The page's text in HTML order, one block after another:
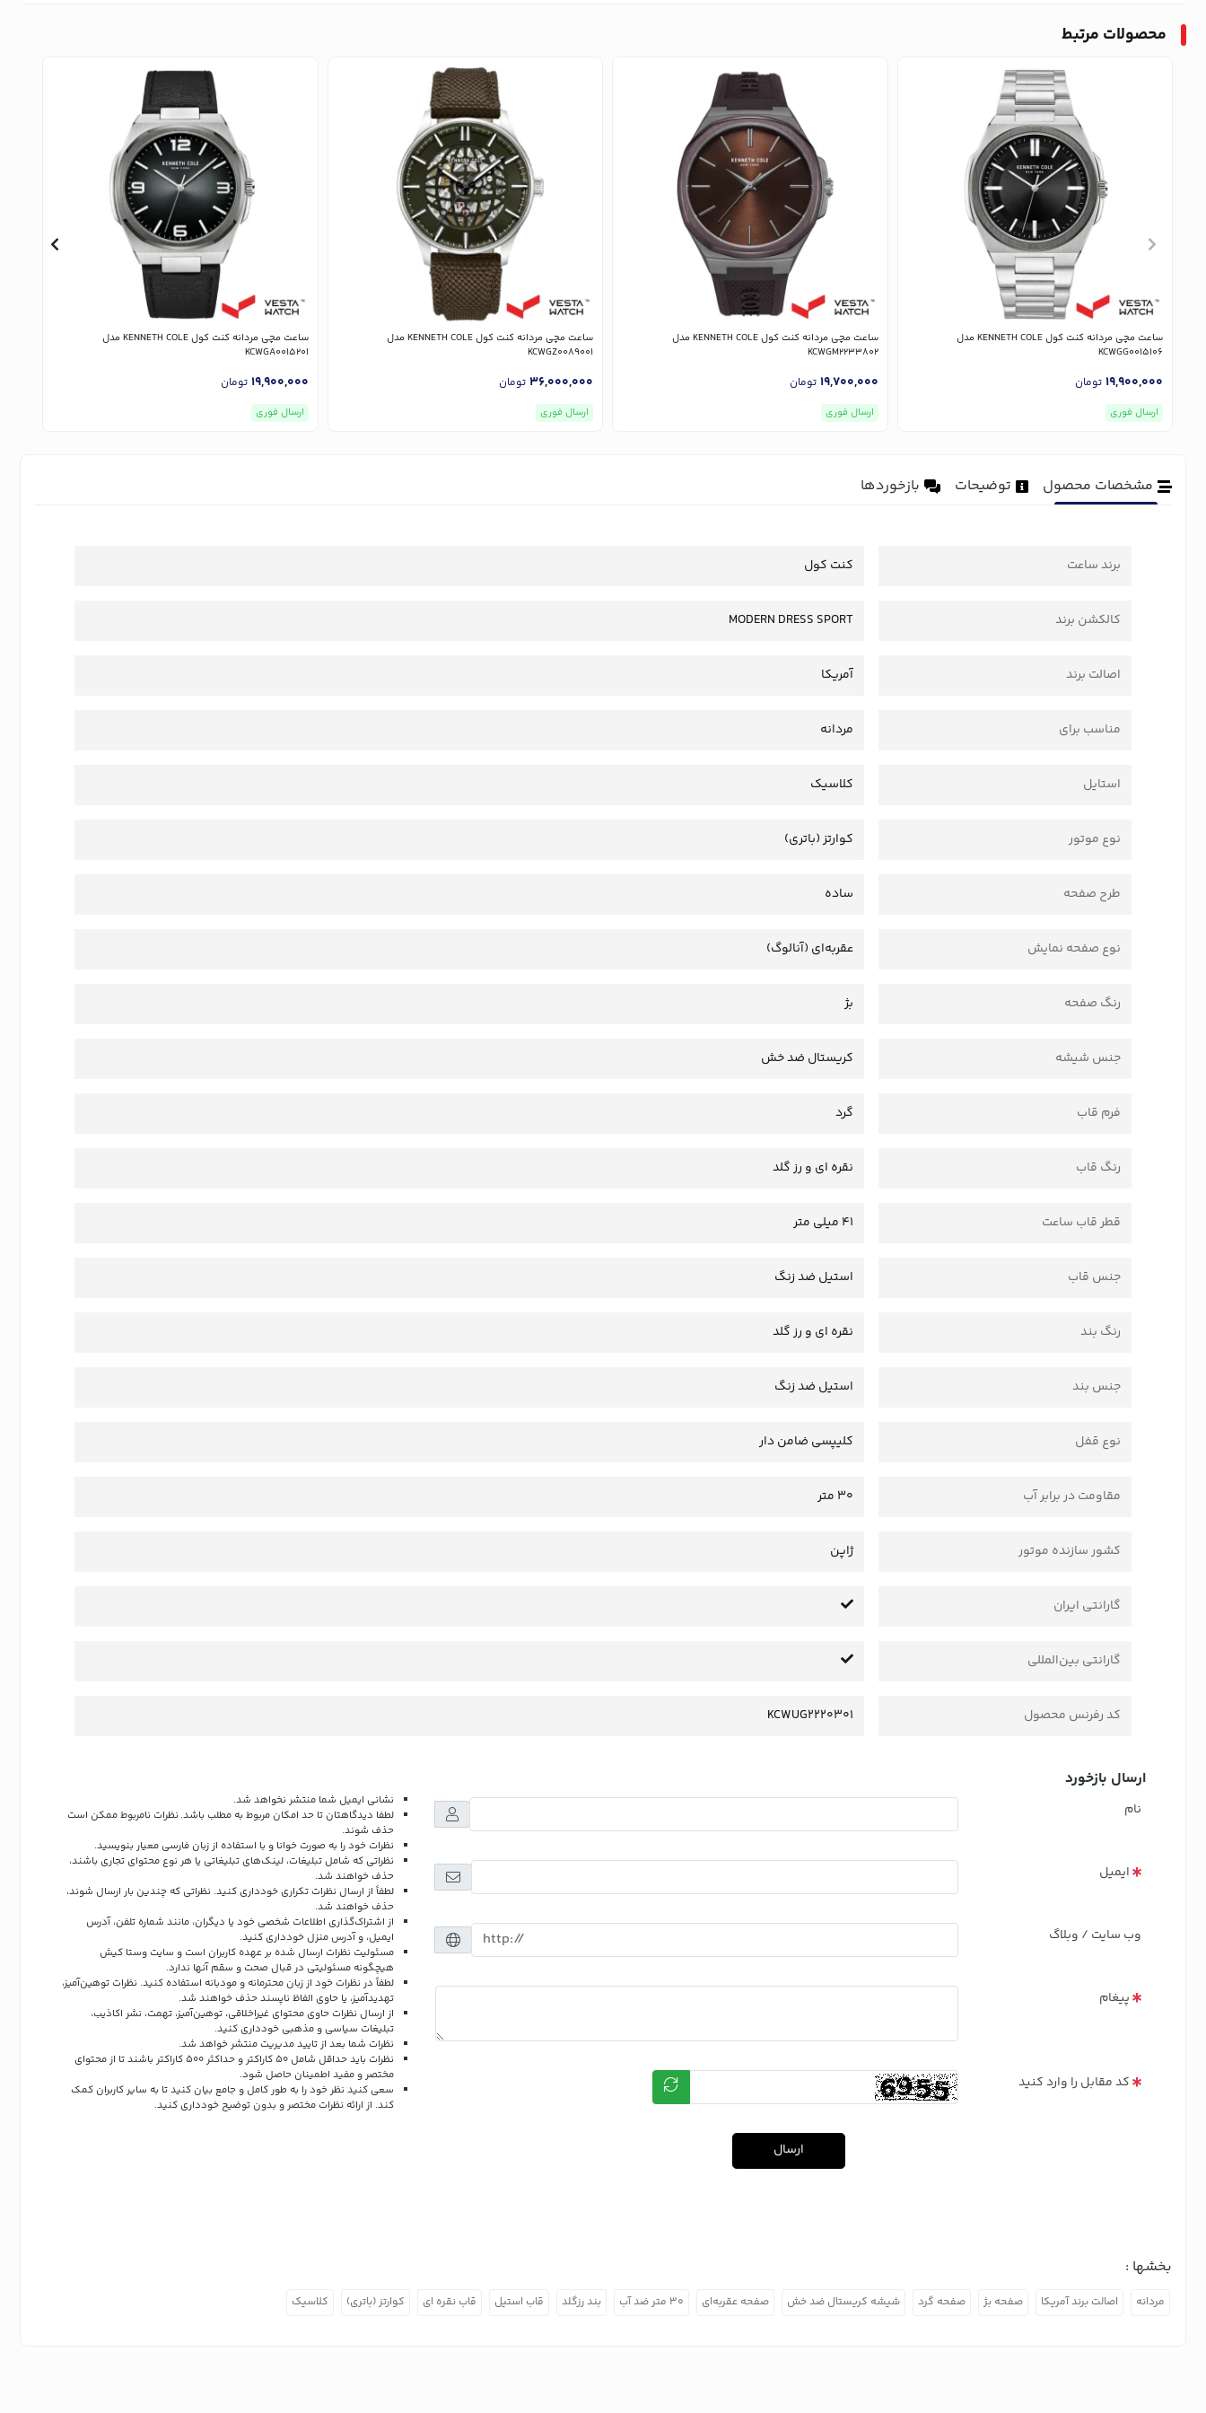
محصولات مرتبط
ساعت مچی مردانه کنت کول KENNETH COLE مدل
KCWGG0015106
19,900,000 تومان
ارسال فوری
ساعت مچی مردانه کنت کول KENNETH COLE مدل
KCWGM2233802
19,700,000 تومان
ارسال فوری
ساعت مچی مردانه کنت کول KENNETH COLE مدل
KCWGZ0089001
36,000,000 تومان
ارسال فوری
ساعت مچی مردانه کنت کول KENNETH COLE مدل
KCWGA0015201
19,900,000 تومان
ارسال فوری
مشخصات محصول توضیحات بازخوردها
برند ساعت کنت کول
کالکشن برند MODERN DRESS SPORT
اصالت برند آمریکا
مناسب برای مردانه
استایل کلاسیک
نوع موتور کوارتز (باتری)
طرح صفحه ساده
نوع صفحه نمایش عقربه‌ای (آنالوگ)
رنگ صفحه بژ
جنس شیشه کریستال ضد خش
فرم قاب گرد
رنگ قاب نقره ای و رز گلد
قطر قاب ساعت 41 میلی متر
جنس قاب استیل ضد زنگ
رنگ بند نقره ای و رز گلد
جنس بند استیل ضد زنگ
نوع قفل کلیپسی ضامن دار
مقاومت در برابر آب 30 متر
کشور سازنده موتور ژاپن
گارانتی ایران
گارانتی بین‌المللی
کد رفرنس محصول KCWUG2220301
ارسال بازخورد
نام
ایمیل
وب سایت / وبلاگ
پیغام
کد مقابل را وارد کنید
ارسال
نشانی ایمیل شما منتشر نخواهد شد.
لطفا دیدگاهتان تا حد امکان مربوط به مطلب باشد. نظرات نامربوط ممکن است
حذف شوند.
نظرات خود را به صورت خوانا و با استفاده از زبان فارسی معیار بنویسید.
نظراتی که شامل تبلیغات، لینک‌های تبلیغاتی یا هر نوع محتوای تجاری باشند،
حذف خواهند شد.
لطفاً از ارسال نظرات تکراری خودداری کنید. نظراتی که چندین بار ارسال شوند،
حذف خواهند شد.
از اشتراک‌گذاری اطلاعات شخصی خود یا دیگران، مانند شماره تلفن، آدرس
ایمیل، و آدرس منزل خودداری کنید.
مسئولیت نظرات ارسال شده بر عهده کاربران است و سایت وستا کیش
هیچگونه مسئولیتی در قبال صحت و سقم آنها ندارد.
لطفاً در نظرات خود از زبان محترمانه و مودبانه استفاده کنید. نظرات توهین‌آمیز،
تهدیدآمیز، یا حاوی الفاظ ناپسند حذف خواهند شد.
از ارسال نظرات حاوی محتوای غیراخلاقی، توهین‌آمیز، تهمت، نشر اکاذیب،
تبلیغات سیاسی و مذهبی خودداری کنید.
نظرات شما بعد از تایید مدیریت منتشر خواهد شد.
نظرات باید حداقل شامل 50 کاراکتر و حداکثر 500 کاراکتر باشند تا از محتوای
مختصر و مفید اطمینان حاصل شود.
سعی کنید نظر خود را به طور کامل و جامع بیان کنید تا به سایر کاربران کمک
کند. از ارائه نظرات مختصر و بدون توضیح خودداری کنید.
بخشها :
مردانه اصالت برند آمریکا صفحه بژ صفحه گرد شیشه کریستال ضد خش صفحه عقربه‌ای ۳۰ متر ضد آب بند رزگلد قاب استیل قاب نقره ای کوارتز (باتری) کلاسیک